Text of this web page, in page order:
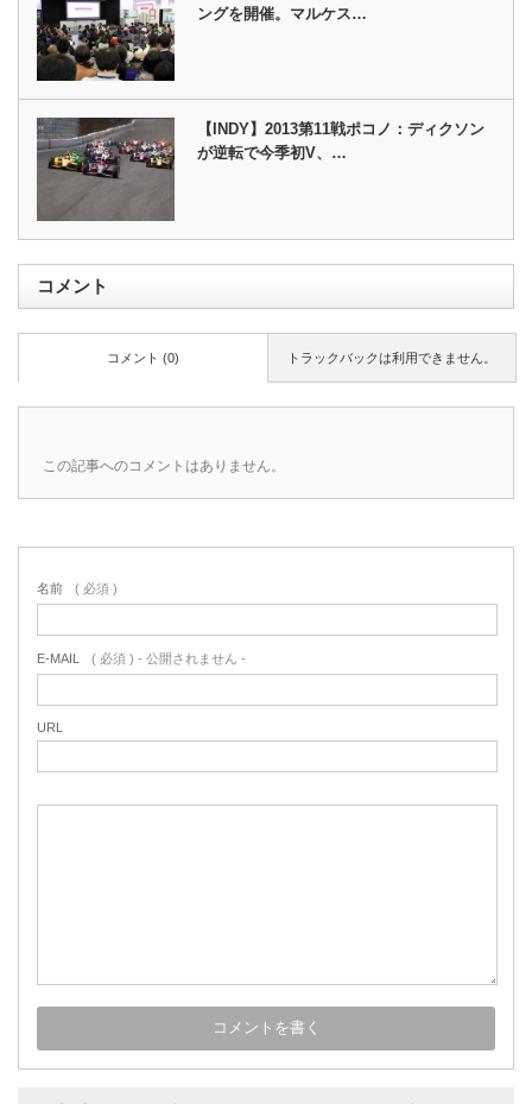
ングを開催。マルケス…
【INDY】2013第11戦ポコノ：ディクソン
が逆転で今季初V、…
コメント
トラックバックは利用できません。
コメント (0)
この記事へのコメントはありません。
名前 ( 必須 )
E-MAIL ( 必須 ) - 公開されません -
URL